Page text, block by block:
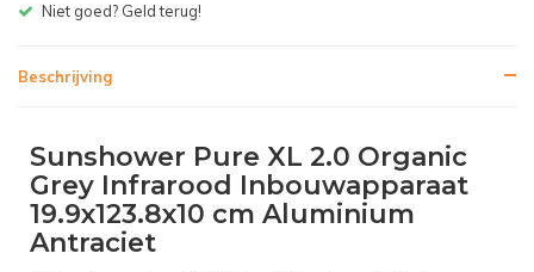
Gratis bezorgen v.a. € 150,- (NL)
Beschrijving
Sunshower Pure XL 2.0 Organic
Grey Infrarood Inbouwapparaat
19.9x123.8x10 cm Aluminium
Antraciet